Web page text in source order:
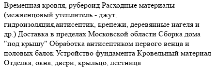
Временная кровля, рубероид Расходные материалы
(межвенцовый утеплитель - джут,
гидроизоляция,антисептик, крепежи, деревянные нагеля и
др.) Доставка в пределах Московской области Сборка дома
"под крышу" Обработка антисептиком первого венца и
половых балок Устройство фундамента Кровельный материал
Отделка, окна, двери, крыльцо, лестница